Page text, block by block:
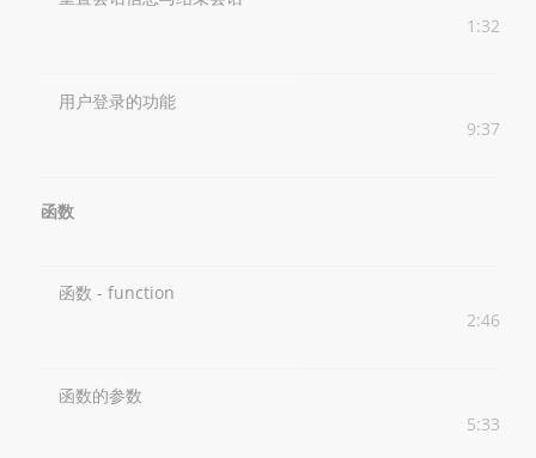
1:32
用户登录的功能
9:37
函数
函数 - function
2:46
函数的参数
5:33